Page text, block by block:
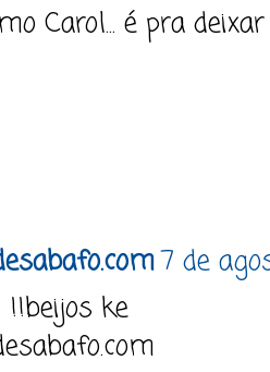
Carol... é pra
7 de
ke